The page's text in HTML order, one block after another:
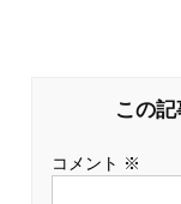
この
コメント ※